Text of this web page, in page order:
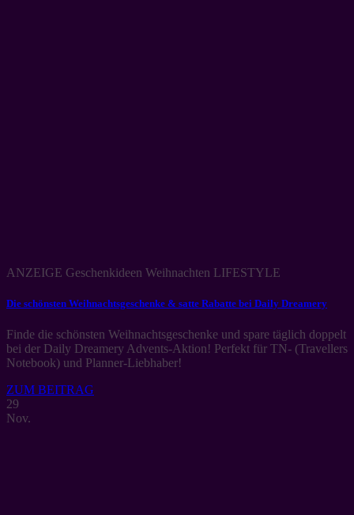
ANZEIGE Geschenkideen Weihnachten LIFESTYLE
Die schönsten Weihnachtsgeschenke & satte Rabatte bei Daily Dreamery
Finde die schönsten Weihnachtsgeschenke und spare täglich doppelt
bei der Daily Dreamery Advents-Aktion! Perfekt für TN- (Travellers
Notebook) und Planner-Liebhaber!
ZUM BEITRAG
29
Nov.